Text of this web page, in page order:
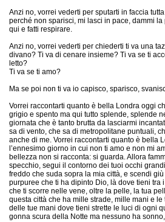
Anzi no, vorrei vederti per sputarti in faccia
perché non sparisci, mi lasci in pace, dammi
qui e fatti respirare.
Anzi no, vorrei vederti per chiederti ti va una
divano? Ti va di cenare insieme? Ti va se ti
letto?
Ti va se ti amo?
Ma se poi non ti va io capisco, sparisco,
Vorrei raccontarti quanto è bella Londra oggi
grigio e spento ma qui tutto splende, splende
giornata che è tanto brutta da lasciarmi
sa di vento, che sa di metropolitane puntuali,
anche di me. Vorrei raccontarti quanto è bella
l’ennesimo giorno in cui non ti amo e non mi
bellezza non si racconta: si guarda. Allora
specchio, segui il contorno dei tuoi occhi
freddo che suda sopra la mia città, e scendi
purpuree che ti ha dipinto Dio, là dove tieni tra
che ti scorre nelle vene, oltre la pelle, la tua
questa città che ha mille strade, mille mani e
delle tue mani dove tieni strette le luci di ogni
gonna scura della Notte ma nessuno ha